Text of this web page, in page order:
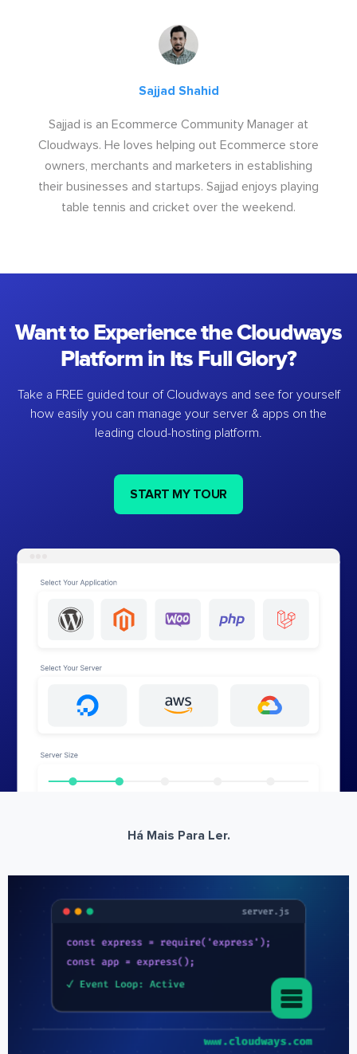
Sajjad Shahid
Sajjad is an Ecommerce Community Manager at
Cloudways. He loves helping out Ecommerce store
owners, merchants and marketers in establishing
their businesses and startups. Sajjad enjoys playing
table tennis and cricket over the weekend.
Want to Experience the Cloudways
Platform in Its Full Glory?
Take a FREE guided tour of Cloudways and see for yourself
how easily you can manage your server & apps on the
leading cloud-hosting platform.
START MY TOUR
Há Mais Para Ler.